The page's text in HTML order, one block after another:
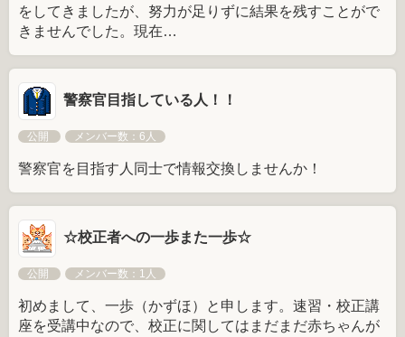
をしてきましたが、努力が足りずに結果を残すことがで
きませんでした。現在…
警察官目指している人！！
公開 メンバー数：6人
警察官を目指す人同士で情報交換しませんか！
☆校正者への一歩また一歩☆
公開 メンバー数：1人
初めまして、一歩（かずほ）と申します。速習・校正講
座を受講中なので、校正に関してはまだまだ赤ちゃんが